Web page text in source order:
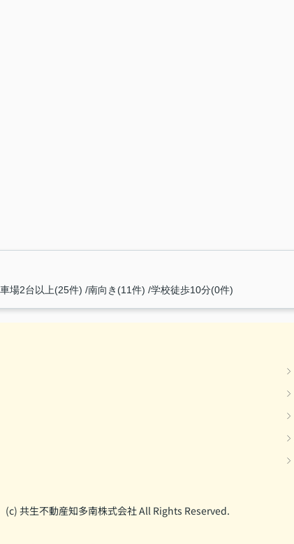
場2台以上(25件) 南向き(11件) 学校徒歩10分(0件)
(c) 共生不動産知多南株式会社 All Rights Reserved.